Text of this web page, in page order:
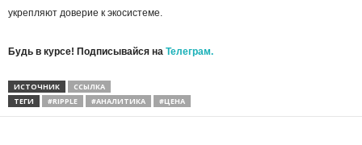
укрепляют доверие к экосистеме.
Будь в курсе! Подписывайся на Телеграм.
ИСТОЧНИК
ССЫЛКА
ТЕГИ
#RIPPLE #АНАЛИТИКА #ЦЕНА